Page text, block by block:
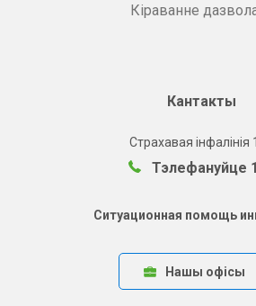
Кіраванне
Кантакты
Страхавая інфалінія
Тэлефануйце
Ситуационная помощь
Нашы офісы